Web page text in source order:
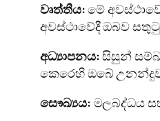
වෘත්තීය:මේ
අවස්ථාවේදී ඔබව
අධ්‍යාපනය:සිසුන්
කෙරෙහි ඔබේ
සෞඛ්‍යය: මලබද්ධය